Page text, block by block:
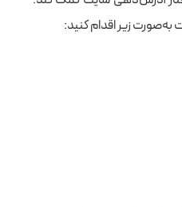
به‌صورت زیر اقدام کنید: